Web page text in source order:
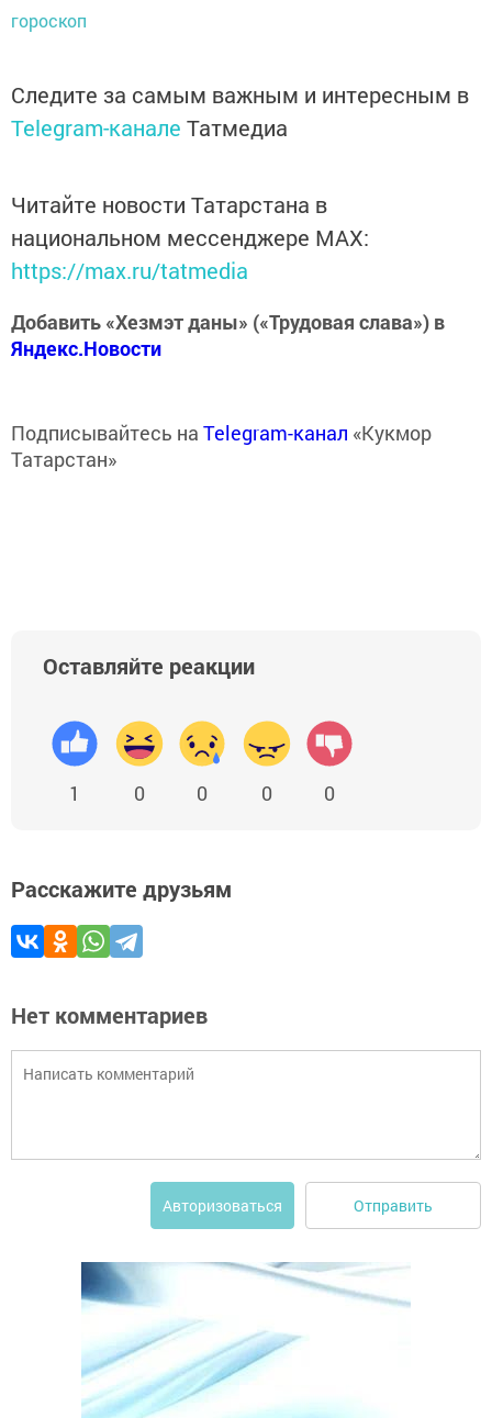
гороскоп
Следите за самым важным и интересным в
Telegram-канале Татмедиа
Читайте новости Татарстана в
национальном мессенджере MАХ:
https://max.ru/tatmedia
Добавить «Хезмэт даны» («Трудовая слава») в
Яндекс.Новости
Подписывайтесь на Telegram-канал «Кукмор
Татарстан»
Оставляйте реакции
1 0 0 0 0
Расскажите друзьям
Нет комментариев
Авторизоваться Отправить